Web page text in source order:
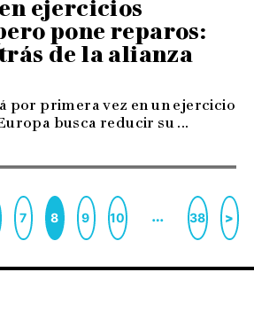
ejercicios
pone reparos:
de la alianza
primera vez en un ejercicio
busca reducir su ...
7 8 9 10 … 38 >